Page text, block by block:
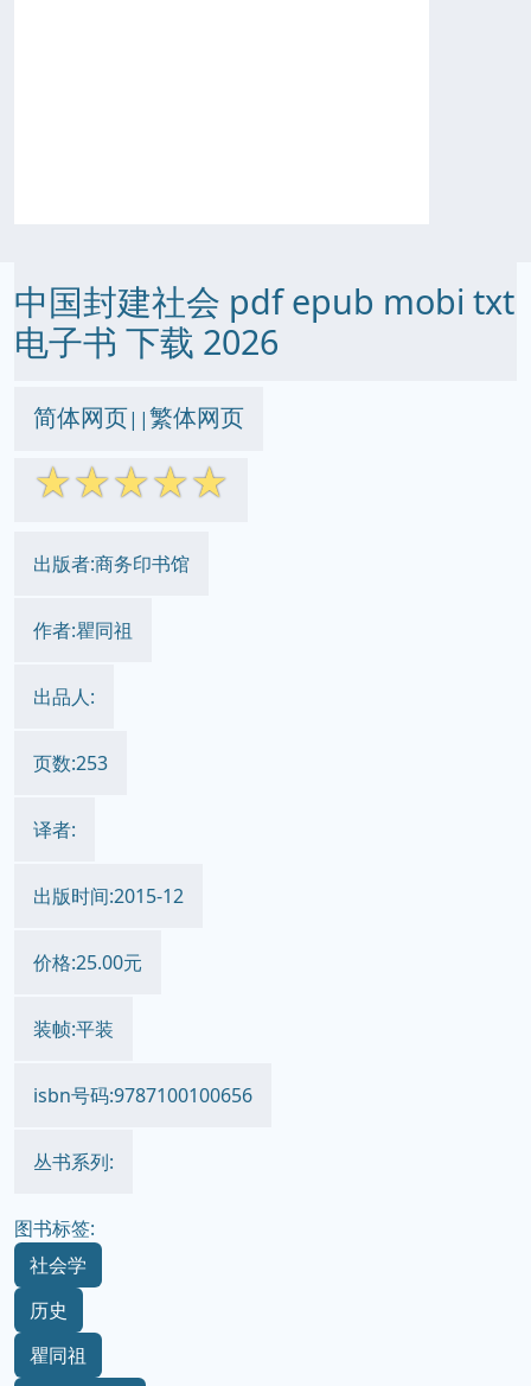
中国封建社会 pdf epub mobi txt
电子书 下载 2026
简体网页||繁体网页
☆☆☆☆☆
出版者:商务印书馆
作者:瞿同祖
出品人:
页数:253
译者:
出版时间:2015-12
价格:25.00元
装帧:平装
isbn号码:9787100100656
丛书系列:
图书标签:
社会学
历史
瞿同祖